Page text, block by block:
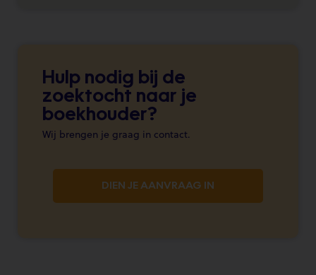
Hulp nodig bij de
zoektocht naar je
boekhouder?
Wij brengen je graag in contact.
DIEN JE AANVRAAG IN